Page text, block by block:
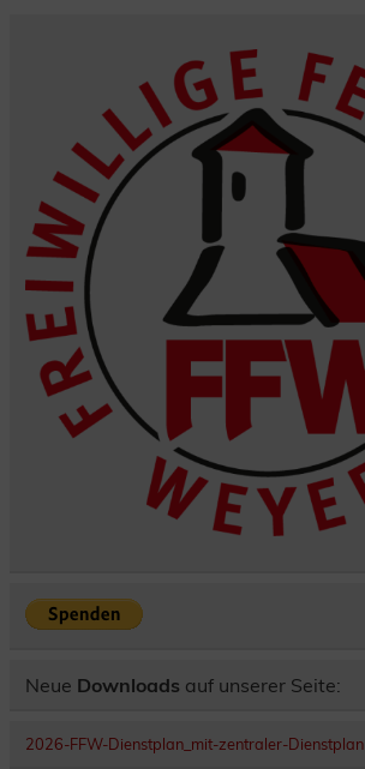
Neue Downloads auf unserer Seite:
2026-FFW-Dienstplan_mit-zentraler-Dienstplan